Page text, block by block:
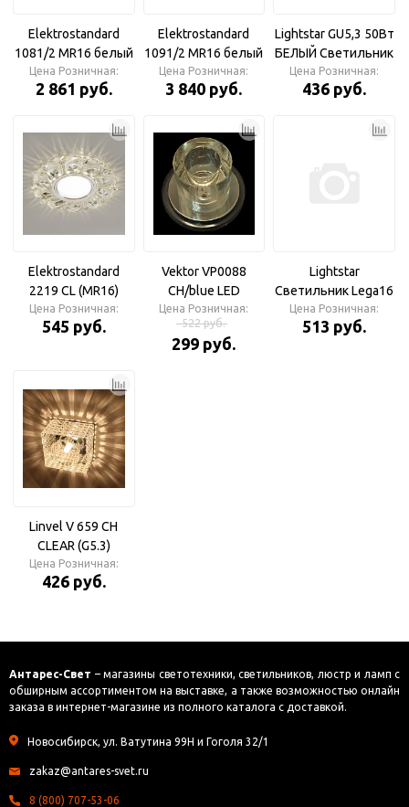
Elektrostandard
1081/2 MR16 белый
Встраиваемый
точечный
Цена Розничная:
2 861 руб.
Elektrostandard
1091/2 MR16 белый
Встраиваемый
точечный
Цена Розничная:
3 840 руб.
Lightstar GU5,3 50Вт
БЕЛЫЙ Светильник
встраиваемый
Цена Розничная:
436 руб.
Elektrostandard
2219 CL (MR16)
прозрачный
Светильник
Цена Розничная:
545 руб.
Vektor VP0088
CH/blue LED
Светильник с синей
подсветкой
Цена Розничная:
522 руб.
299 руб.
Lightstar
Светильник Lega16
MR16/HP16 Белый
Цена Розничная:
513 руб.
Linvel V 659 CH
CLEAR (G5.3)
Светильник
Цена Розничная:
426 руб.
Антарес-Свет – магазины светотехники, светильников, люстр и ламп с
обширным ассортиментом на выставке, а также возможностью онлайн
заказа в интернет-магазине из полного каталога с доставкой.
Новосибирск, ул. Ватутина 99Н и Гоголя 32/1
zakaz@antares-svet.ru
8 (800) 707-53-06